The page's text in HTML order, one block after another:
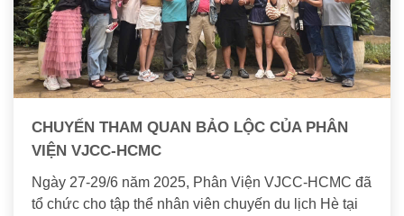
CHUYẾN THAM QUAN BẢO LỘC CỦA PHÂN
VIỆN VJCC-HCMC
Ngày 27-29/6 năm 2025, Phân Viện VJCC-HCMC đã
tổ chức cho tập thể nhân viên chuyến du lịch Hè tại